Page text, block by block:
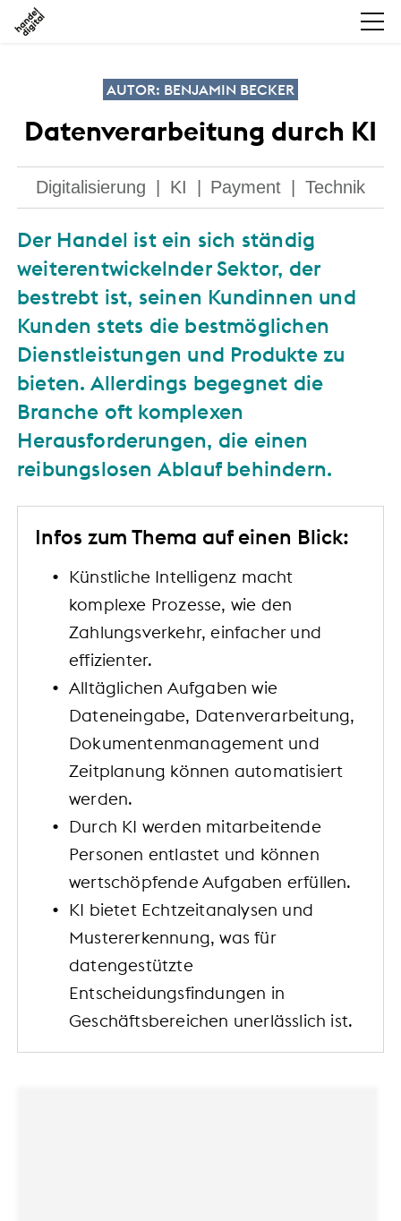
AUTOR: BENJAMIN BECKER
Datenverarbeitung durch KI
Digitalisierung KI Payment Technik
Der Handel ist ein sich ständig
weiterentwickelnder Sektor, der
bestrebt ist, seinen Kundinnen und
Kunden stets die bestmöglichen
Dienstleistungen und Produkte zu
bieten. Allerdings begegnet die
Branche oft komplexen
Herausforderungen, die einen
reibungslosen Ablauf behindern.
Infos zum Thema auf einen Blick:
Künstliche Intelligenz macht
komplexe Prozesse, wie den
Zahlungsverkehr, einfacher und
effizienter.
Alltäglichen Aufgaben wie
Dateneingabe, Datenverarbeitung,
Dokumentenmanagement und
Zeitplanung können automatisiert
werden.
Durch KI werden mitarbeitende
Personen entlastet und können
wertschöpfende Aufgaben erfüllen.
KI bietet Echtzeitanalysen und
Mustererkennung, was für
datengestützte
Entscheidungsfindungen in
Geschäftsbereichen unerlässlich ist.